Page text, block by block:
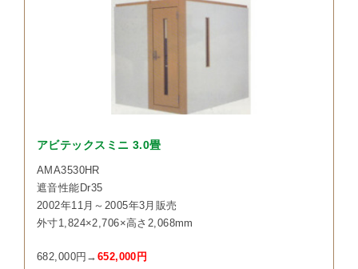
アビテックスミニ 3.0畳
AMA3530HR
遮音性能Dr35
2002年11月～2005年3月販売
外寸1,824×2,706×高さ2,068mm
682,000円→ 652,000円